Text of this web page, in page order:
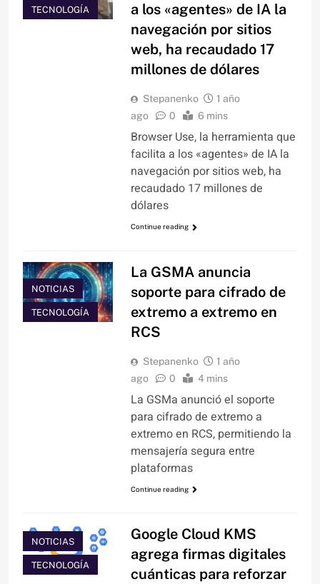
TECNOLOGÍA
a los «agentes» de IA la
navegación por sitios
web, ha recaudado 17
millones de dólares
Stepanenko
1 año
ago
0 6 mins
Browser Use, la herramienta que
facilita a los «agentes» de IA la
navegación por sitios web, ha
recaudado 17 millones de
dólares
Continue reading
NOTICIAS
TECNOLOGÍA
La GSMA anuncia
soporte para cifrado de
extremo a extremo en
RCS
Stepanenko
1 año
ago
0 4 mins
La GSMa anunció el soporte
para cifrado de extremo a
extremo en RCS, permitiendo la
mensajería segura entre
plataformas
Continue reading
NOTICIAS
TECNOLOGÍA
Google Cloud KMS
agrega firmas digitales
cuánticas para reforzar